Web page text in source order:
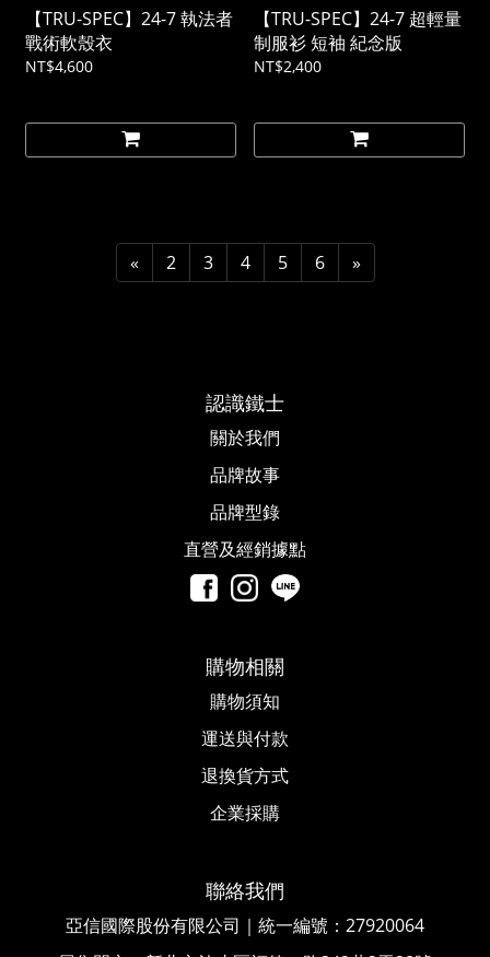
【TRU-SPEC】24-7 執法者
戰術軟殼衣
NT$4,600
【TRU-SPEC】24-7 超輕量
制服衫 短袖 紀念版
NT$2,400
« 2 3 4 5 6 »
認識鐵士
關於我們
品牌故事​
品牌型錄
直營及經銷據點
購物相關
購物須知
運送與付款
退換貨方式
企業採購
聯絡我們
亞信國際股份有限公司｜統一編號 ： 27920064